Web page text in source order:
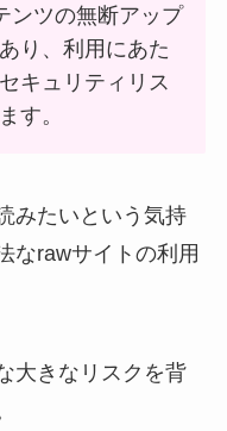
ンツの無断アップ
り、利用にあた
キュリティリス
す。
みたいという気持
なrawサイトの利用
大きなリスクを背